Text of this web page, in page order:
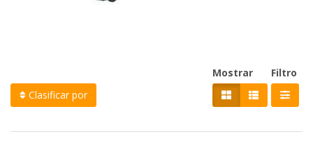
Clasificar por
Filtro
Mostrar